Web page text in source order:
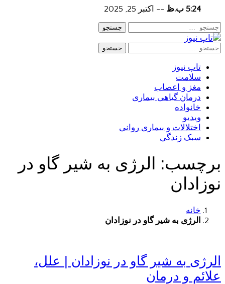
5:24 ب.ظ -- اکتبر 25, 2025
جستجو
جستجو
تاپ نیوز
سلامت
مغز و اعصاب
درمان گیاهی بیماری
خانواده
ویدیو
اختلالات و بیماری روانی
سبک زندگی
برچسب: الرژی به شیر گاو در
نوزادان
خانه
الرژی به شیر گاو در نوزادان
الرژی به شیر گاو در نوزادان | علل،
علائم و درمان